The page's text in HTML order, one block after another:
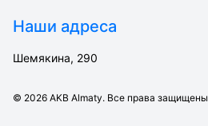
Наши адреса
Шемякина, 290
© 2026 AKB Almaty. Все права защищены